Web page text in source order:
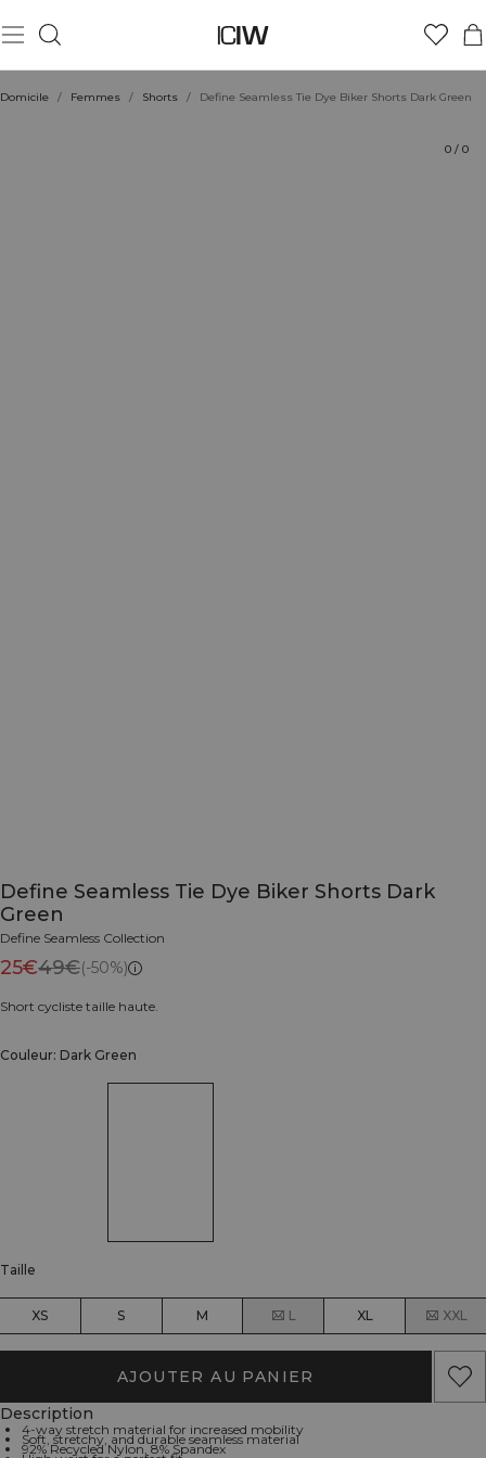
Domicile / Femmes / Shorts / Define Seamless Tie Dye Biker Shorts Dark Green
0 / 0
Define Seamless Tie Dye Biker Shorts Dark
Green
Define Seamless Collection
25€49€(-50%)
Short cycliste taille haute.
Couleur: Dark Green
Taille
XS S M L XL XXL
AJOUTER AU PANIER
Description
4-way stretch material for increased mobility
Soft, stretchy, and durable seamless material
92% Recycled Nylon, 8% Spandex